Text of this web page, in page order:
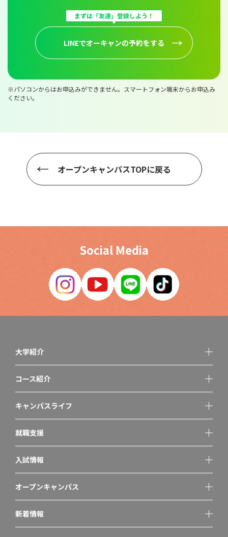
まずは「友達」登録しよう！
LINEでオーキャンの予約をする
※パソコンからはお申込みができません。スマートフォン端末からお申込み
ください。
オープンキャンパスTOPに戻る
Social Media
大学紹介
コース紹介
キャンパスライフ
就職支援
入試情報
オープンキャンパス
新着情報